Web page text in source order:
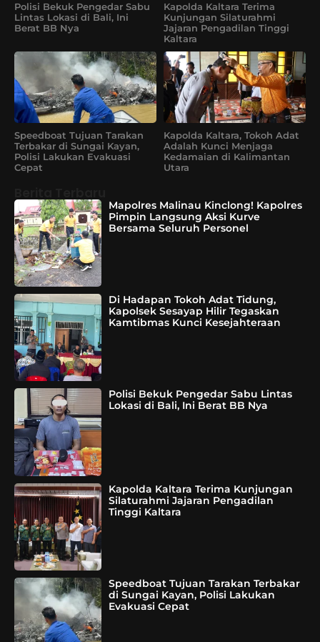
Polisi Bekuk Pengedar Sabu
Lintas Lokasi di Bali, Ini
Berat BB Nya
Kapolda Kaltara Terima
Kunjungan Silaturahmi
Jajaran Pengadilan Tinggi
Kaltara
Speedboat Tujuan Tarakan
Terbakar di Sungai Kayan,
Polisi Lakukan Evakuasi
Cepat
Kapolda Kaltara, Tokoh Adat
Adalah Kunci Menjaga
Kedamaian di Kalimantan
Utara
Mapolres Malinau Kinclong! Kapolres
Pimpin Langsung Aksi Kurve
Bersama Seluruh Personel
Di Hadapan Tokoh Adat Tidung,
Kapolsek Sesayap Hilir Tegaskan
Kamtibmas Kunci Kesejahteraan
Polisi Bekuk Pengedar Sabu Lintas
Lokasi di Bali, Ini Berat BB Nya
Kapolda Kaltara Terima Kunjungan
Silaturahmi Jajaran Pengadilan
Tinggi Kaltara
Speedboat Tujuan Tarakan Terbakar
di Sungai Kayan, Polisi Lakukan
Evakuasi Cepat